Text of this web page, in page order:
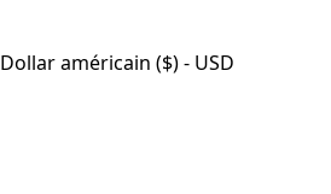
Dollar américain ($) - USD